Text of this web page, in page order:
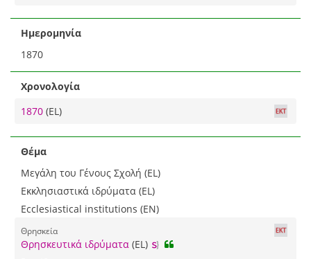
Ημερομηνία
1870
Χρονολογία
1870 (EL)
Θέμα
Μεγάλη του Γένους Σχολή (EL)
Εκκλησιαστικά ιδρύματα (EL)
Ecclesiastical institutions (EN)
Θρησκεία
Θρησκευτικά ιδρύματα (EL)